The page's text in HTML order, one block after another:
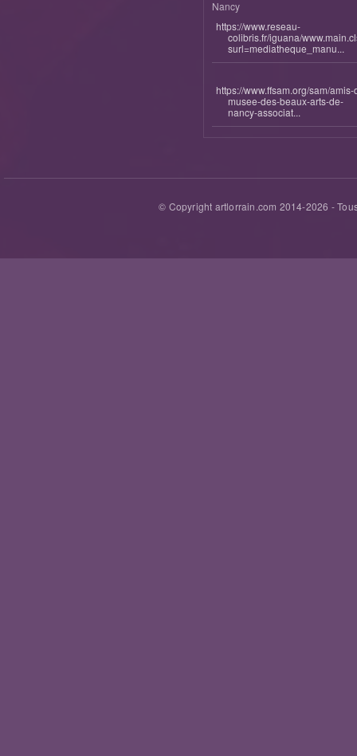
Nancy
https://www.reseau-
colibris.fr/iguana/
surl=mediatheque_manu...
https://www.ffsam.org/sam/amis-
musee-des-beaux-arts-de-
nancy-associat...
© Copyright artlorrain.com 2014-2026 -